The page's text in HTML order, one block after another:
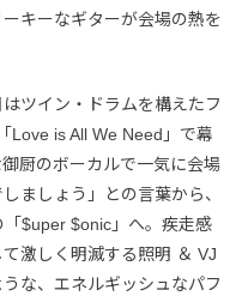
キーなギターが会場の熱を
ツイン・ドラムを構えたフ
Love is All We Need」で幕
厨のボーカルで一気に会場
ましょう」との言葉から、
$uper $onic」へ。疾走感
激しく明滅する照明 ＆ VJ
な、エネルギッシュなパフ